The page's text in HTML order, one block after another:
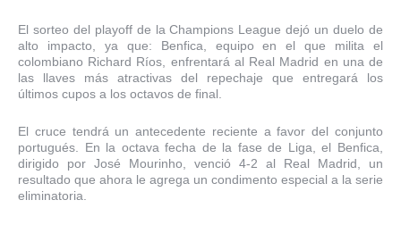
El sorteo del playoff de la Champions League dejó un duelo de
alto impacto, ya que: Benfica, equipo en el que milita el
colombiano Richard Ríos, enfrentará al Real Madrid en una de
las llaves más atractivas del repechaje que entregará los
últimos cupos a los octavos de final.
El cruce tendrá un antecedente reciente a favor del conjunto
portugués. En la octava fecha de la fase de Liga, el Benfica,
dirigido por José Mourinho, venció 4-2 al Real Madrid, un
resultado que ahora le agrega un condimento especial a la serie
eliminatoria.